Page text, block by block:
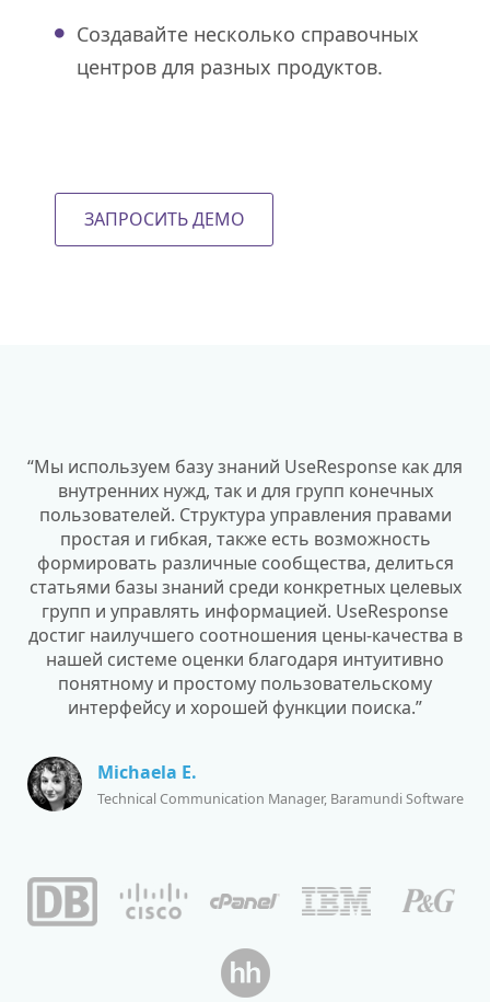
Создавайте несколько справочных
центров для разных продуктов.
ЗАПРОСИТЬ ДЕМО
“Мы используем базу знаний UseResponse как для
внутренних нужд, так и для групп конечных
пользователей. Структура управления правами
простая и гибкая, также есть возможность
формировать различные сообщества, делиться
статьями базы знаний среди конкретных целевых
групп и управлять информацией. UseResponse
достиг наилучшего соотношения цены-качества в
нашей системе оценки благодаря интуитивно
понятному и простому пользовательскому
интерфейсу и хорошей функции поиска.”
Michaela E.
Technical Communication Manager, Baramundi Software